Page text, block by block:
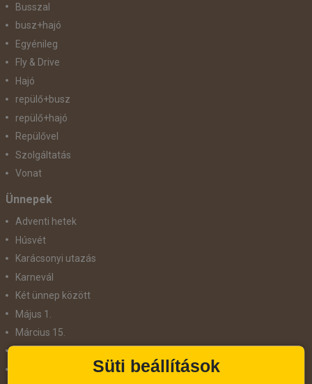
Busszal
busz+hajó
Egyénileg
Fly & Drive
Hajó
repülő+busz
repülő+hajó
Repülővel
Szolgáltatás
Vonat
Ünnepek
Adventi hetek
Húsvét
Karácsonyi utazás
Karnevál
Két ünnep között
Május 1.
Március 15.
Süti beállítások